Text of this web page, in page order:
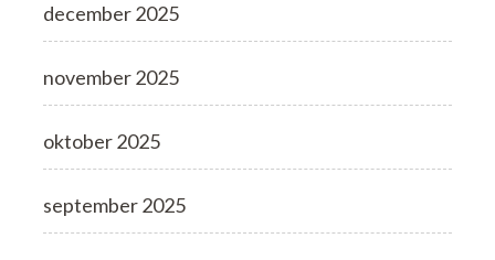
december 2025
november 2025
oktober 2025
september 2025